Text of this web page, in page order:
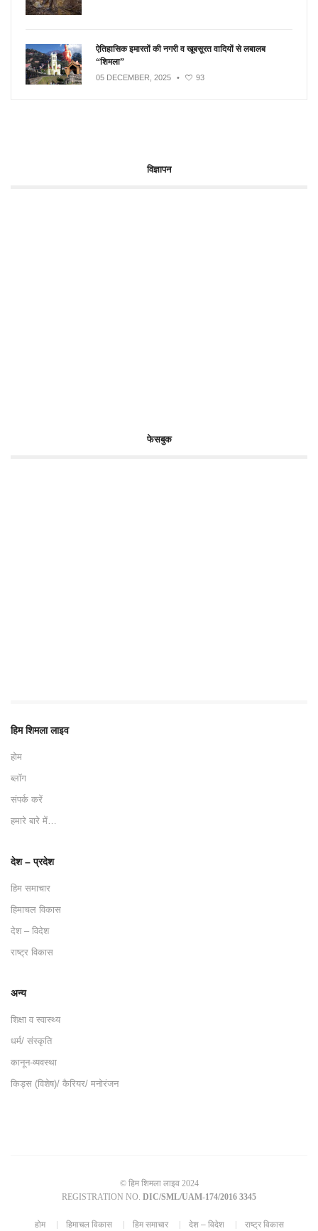
ऐतिहासिक इमारतों की नगरी व खूबसूरत वादियों से लबालब
“शिमला”
05 DECEMBER, 2025 • 93
विज्ञापन
फेसबुक
हिम शिमला लाइव
होम
ब्लॉग
संपर्क करें
हमारे बारे में…
देश – प्रदेश
हिम समाचार
हिमाचल विकास
देश – विदेश
राष्ट्र विकास
अन्य
शिक्षा व स्वास्थ्य
धर्म/ संस्कृति
कानून-व्यवस्था
किड्स (विशेष)/ कैरियर/ मनोरंजन
© हिम शिमला लाइव 2024
REGISTRATION NO. DIC/SML/UAM-174/2016 3345
होम हिमाचल विकास हिम समाचार देश – विदेश राष्ट्र विकास